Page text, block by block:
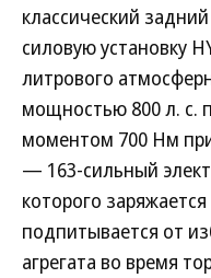
классический
силовую установку
литрового
мощностью 800 л. с.
моментом 700 Нм
— 163-сильный
которого
подпитывается от
агрегата во время